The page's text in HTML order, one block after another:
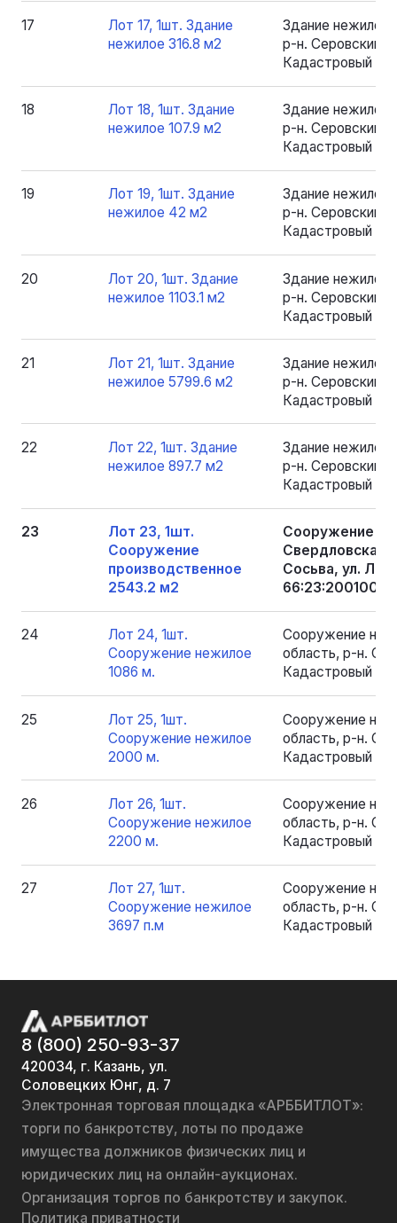
17
Лот 17, 1шт. Здание
нежилое 316.8 м2
Здание нежилое
р-н. Серовский,
Кадастровый
18
Лот 18, 1шт. Здание
нежилое 107.9 м2
Здание нежилое
р-н. Серовский,
Кадастровый
19
Лот 19, 1шт. Здание
нежилое 42 м2
Здание нежилое
р-н. Серовский,
Кадастровый
20
Лот 20, 1шт. Здание
нежилое 1103.1 м2
Здание нежилое
р-н. Серовский,
Кадастровый
21
Лот 21, 1шт. Здание
нежилое 5799.6 м2
Здание нежилое
р-н. Серовский,
Кадастровый
22
Лот 22, 1шт. Здание
нежилое 897.7 м2
Здание нежилое
р-н. Серовский,
Кадастровый
23
Лот 23, 1шт.
Сооружение
производственное
2543.2 м2
Сооружение
Свердловская
Сосьва, ул.
24
Лот 24, 1шт.
Сооружение нежилое
1086 м.
Сооружение
область, р-н.
Кадастровый
25
Лот 25, 1шт.
Сооружение нежилое
2000 м.
Сооружение
область, р-н.
Кадастровый
26
Лот 26, 1шт.
Сооружение нежилое
2200 м.
Сооружение
область, р-н.
Кадастровый
27
Лот 27, 1шт.
Сооружение нежилое
3697 п.м
Сооружение
область, р-н.
Кадастровый
8 (800) 250-93-37
420034, г. Казань, ул.
Соловецких Юнг, д. 7
Электронная торговая площадка «АРББИТЛОТ»:
торги по банкротству, лоты по продаже
имущества должников физических лиц и
юридических лиц на онлайн-аукционах.
Организация торгов по банкротству и закупок.
Политика приватности